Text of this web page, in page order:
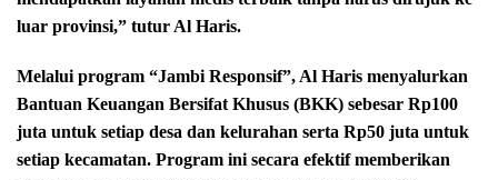
luar provinsi,” tutur Al Haris.
Melalui program “Jambi Responsif”, Al Haris menyalurkan
Bantuan Keuangan Bersifat Khusus (BKK) sebesar Rp100
juta untuk setiap desa dan kelurahan serta Rp50 juta untuk
setiap kecamatan. Program ini secara efektif memberikan